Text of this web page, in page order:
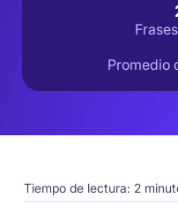
Promedio
Tiempo de lectura: 2